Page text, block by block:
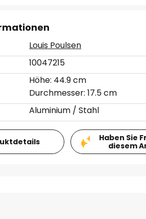
Louis Poulsen
10047215
Höhe: 44.9 cm
Durchmesser: 17.5 cm
Aluminium / Stahl
Haben Sie
diesem